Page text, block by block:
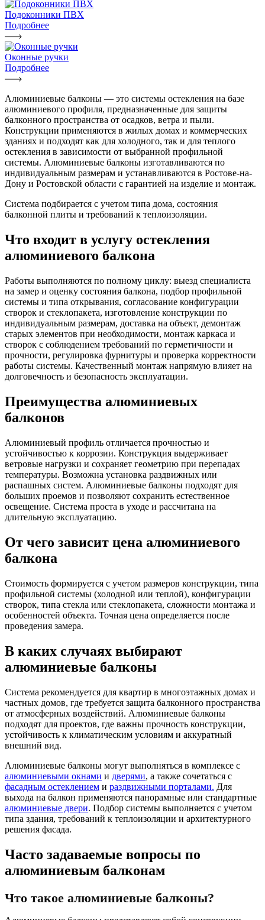
Подоконники ПВХ
Подробнее
Оконные ручки
Подробнее
Алюминиевые балконы — это системы остекления на базе
алюминиевого профиля, предназначенные для защиты
балконного пространства от осадков, ветра и пыли.
Конструкции применяются в жилых домах и коммерческих
зданиях и подходят как для холодного, так и для теплого
остекления в зависимости от выбранной профильной
системы. Алюминиевые балконы изготавливаются по
индивидуальным размерам и устанавливаются в Ростове-на-
Дону и Ростовской области с гарантией на изделие и монтаж.
Система подбирается с учетом типа дома, состояния
балконной плиты и требований к теплоизоляции.
Что входит в услугу остекления
алюминиевого балкона
Работы выполняются по полному циклу: выезд специалиста
на замер и оценку состояния балкона, подбор профильной
системы и типа открывания, согласование конфигурации
створок и стеклопакета, изготовление конструкции по
индивидуальным размерам, доставка на объект, демонтаж
старых элементов при необходимости, монтаж каркаса и
створок с соблюдением требований по герметичности и
прочности, регулировка фурнитуры и проверка корректности
работы системы. Качественный монтаж напрямую влияет на
долговечность и безопасность эксплуатации.
Преимущества алюминиевых
балконов
Алюминиевый профиль отличается прочностью и
устойчивостью к коррозии. Конструкция выдерживает
ветровые нагрузки и сохраняет геометрию при перепадах
температуры. Возможна установка раздвижных или
распашных систем. Алюминиевые балконы подходят для
больших проемов и позволяют сохранить естественное
освещение. Система проста в уходе и рассчитана на
длительную эксплуатацию.
От чего зависит цена алюминиевого
балкона
Стоимость формируется с учетом размеров конструкции, типа
профильной системы (холодной или теплой), конфигурации
створок, типа стекла или стеклопакета, сложности монтажа и
особенностей объекта. Точная цена определяется после
проведения замера.
В каких случаях выбирают
алюминиевые балконы
Система рекомендуется для квартир в многоэтажных домах и
частных домов, где требуется защита балконного пространства
от атмосферных воздействий. Алюминиевые балконы
подходят для проектов, где важны прочность конструкции,
устойчивость к климатическим условиям и аккуратный
внешний вид.
Алюминиевые балконы могут выполняться в комплексе с
алюминиевыми окнами и дверями, а также сочетаться с
фасадным остеклением и раздвижными порталами. Для
выхода на балкон применяются панорамные или стандартные
алюминиевые двери. Подбор системы выполняется с учетом
типа здания, требований к теплоизоляции и архитектурного
решения фасада.
Часто задаваемые вопросы по
алюминиевым балконам
Что такое алюминиевые балконы?